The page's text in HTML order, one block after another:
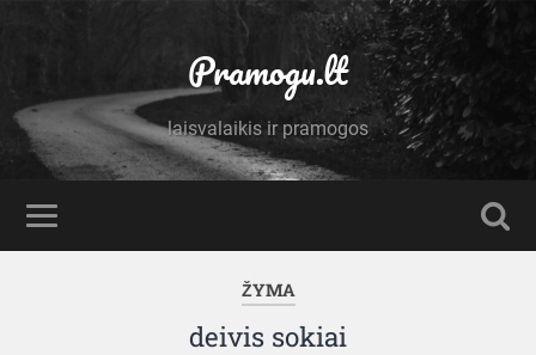
Pramogu.lt
laisvalaikis ir pramogos
ŽYMA
deivis sokiai